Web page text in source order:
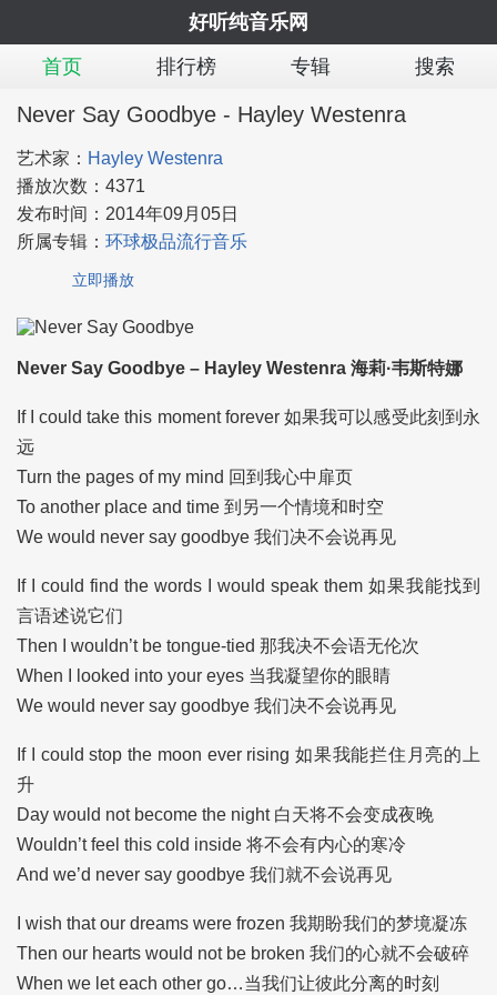
好听纯音乐网
首页
排行榜 专辑 搜索
Never Say Goodbye - Hayley Westenra
艺术家： Hayley Westenra
播放次数： 4371
发布时间： 2014年09月05日
所属专辑： 环球极品流行音乐
立即播放
Never Say Goodbye – Hayley Westenra 海莉·韦斯特娜
If I could take this moment forever 如果我可以感受此刻到永
远
Turn the pages of my mind 回到我心中扉页
To another place and time 到另一个情境和时空
We would never say goodbye 我们决不会说再见
If I could find the words I would speak them 如果我能找到
言语述说它们
Then I wouldn’t be tongue-tied 那我决不会语无伦次
When I looked into your eyes 当我凝望你的眼睛
We would never say goodbye 我们决不会说再见
If I could stop the moon ever rising 如果我能拦住月亮的上
升
Day would not become the night 白天将不会变成夜晚
Wouldn’t feel this cold inside 将不会有内心的寒冷
And we’d never say goodbye 我们就不会说再见
I wish that our dreams were frozen 我期盼我们的梦境凝冻
Then our hearts would not be broken 我们的心就不会破碎
When we let each other go…当我们让彼此分离的时刻